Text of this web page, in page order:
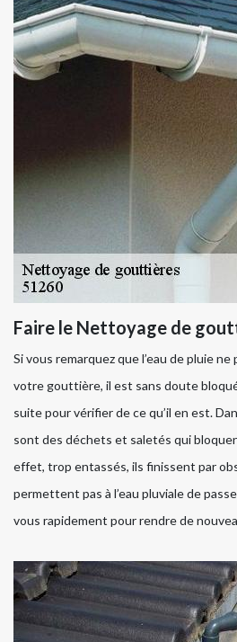
Faire le Nettoyage de
Si vous remarquez que l’eau de pluie
votre gouttière, il est sans doute
suite pour vérifier de ce qu’il en est.
sont des déchets et saletés qui
effet, trop entassés, ils finissent par
permettent pas à l’eau pluviale de
vous rapidement pour rendre de